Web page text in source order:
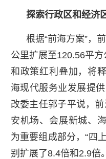
探索行政区和经济
根据“前海方案”，
公里扩展至120.56平方
和政策红利叠加，将
海现代服务业发展提
改委主任郭子平说，
安机场、会展新城、
为重要组成部分，“四
别扩展了8.4倍和2.9倍。